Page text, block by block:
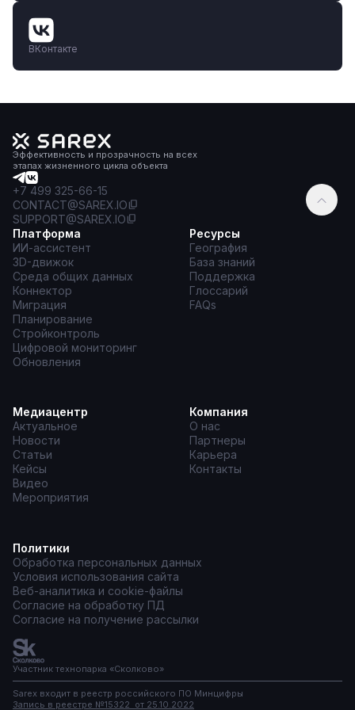
ВКонтакте
Эффективность и прозрачность на всех
этапах жизненного цикла объекта
+7 499 325-66-15
CONTACT@SAREX.IO
SUPPORT@SAREX.IO
Платформа
ИИ-ассистент
3D-движок
Среда общих данных
Коннектор
Миграция
Планирование
Стройконтроль
Цифровой мониторинг
Обновления
Ресурсы
География
База знаний
Поддержка
Глоссарий
FAQs
Медиацентр
Актуальное
Новости
Статьи
Кейсы
Видео
Мероприятия
Компания
О нас
Партнеры
Карьера
Контакты
Политики
Обработка персональных данных
Условия использования сайта
Веб-аналитика и cookie-файлы
Согласие на обработку ПД
Согласие на получение рассылки
Участник технопарка «Сколково»
Sarex входит в реестр российского ПО Минцифры
Запись в реестре №15322 от 25.10.2022